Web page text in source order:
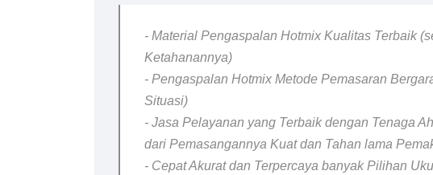
- Material Pengaspalan Hotmix Kualitas Terbaik
Ketahanannya)
- Pengaspalan Hotmix Metode Pemasaran
Situasi)
- Jasa Pelayanan yang Terbaik dengan Tenaga
dari Pemasangannya Kuat dan Tahan lama
- Cepat Akurat dan Terpercaya banyak Pilihan